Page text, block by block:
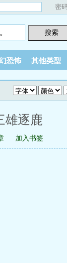
密
恐怖 其他类型
雄逐鹿
加入书签